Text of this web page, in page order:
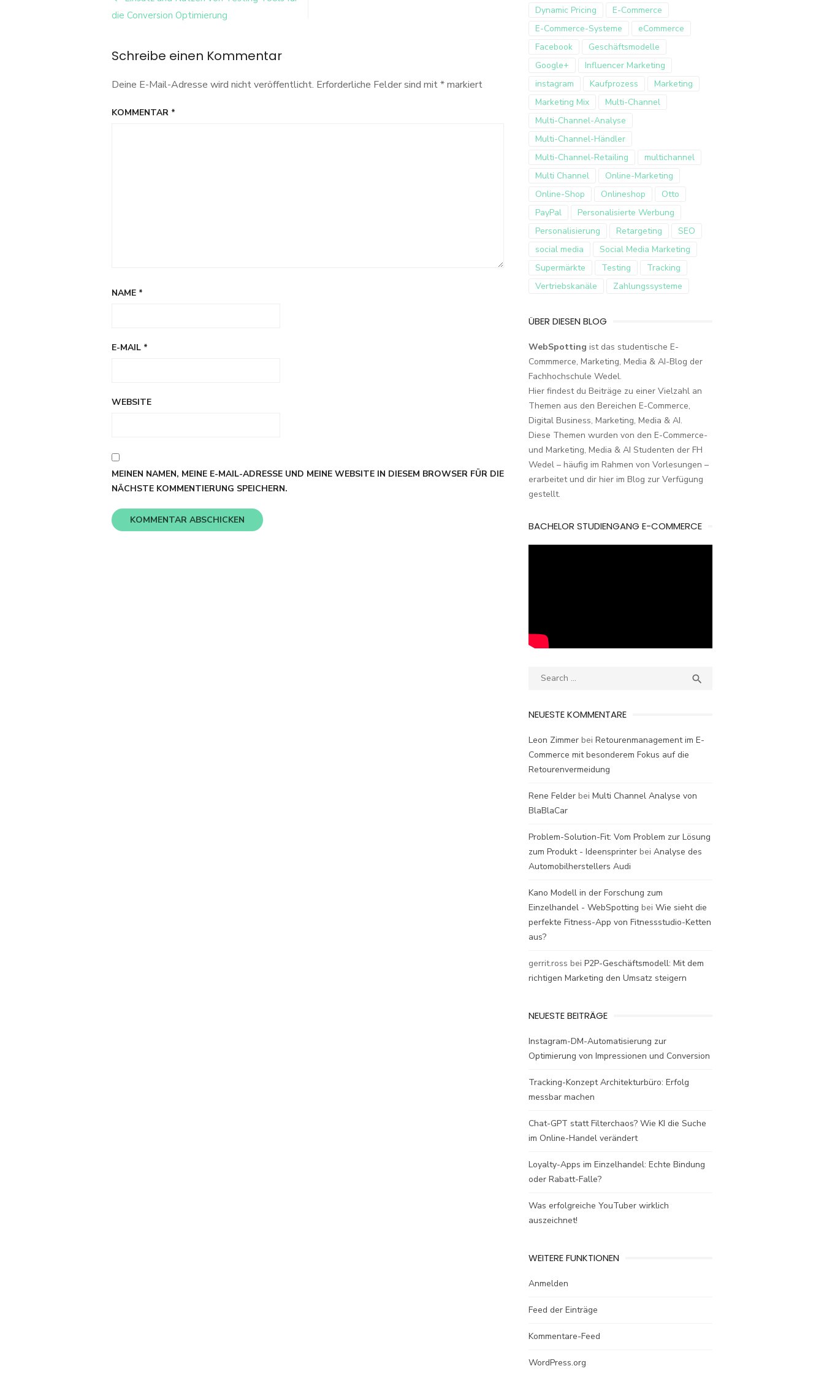
Navigation
die Conversion Optimierung
Schreibe einen Kommentar
Deine E-Mail-Adresse wird nicht veröffentlicht. Erforderliche Felder sind mit*markiert
KOMMENTAR *
NAME *
E-MAIL *
WEBSITE
MEINEN NAMEN, MEINE E-MAIL-ADRESSE UND MEINE WEBSITE IN DIESEM BROWSER FÜR DIE
NÄCHSTE KOMMENTIERUNG SPEICHERN.
Dynamic Pricing
E-Commerce
E-Commerce-Systeme
eCommerce
Facebook
Geschäftsmodelle
Google+
Influencer Marketing
instagram
Kaufprozess
Marketing
Marketing Mix
Multi-Channel
Multi-Channel-Analyse
Multi-Channel-Händler
Multi-Channel-Retailing
multichannel
Multi Channel
Online-Marketing
Online-Shop
Onlineshop
Otto
PayPal
Personalisierte Werbung
Personalisierung
Retargeting
SEO
social media
Social Media Marketing
Supermärkte
Testing
Tracking
Vertriebskanäle
Zahlungssysteme
ÜBER DIESEN BLOG
WebSpotting ist das studentische E-
Commmerce, Marketing, Media & AI-Blog der
Fachhochschule Wedel.
Hier findest du Beiträge zu einer Vielzahl an
Themen aus den Bereichen E-Commerce,
Digital Business, Marketing, Media & AI.
Diese Themen wurden von den E-Commerce-
und Marketing, Media & AI Studenten der FH
Wedel – häufig im Rahmen von Vorlesungen –
erarbeitet und dir hier im Blog zur Verfügung
gestellt.
BACHELOR STUDIENGANG E-COMMERCE
Search

NEUESTE KOMMENTARE
Leon Zimmer bei Retourenmanagement im E-
Commerce mit besonderem Fokus auf die
Retourenvermeidung
Rene Felder bei Multi Channel Analyse von
BlaBlaCar
Problem-Solution-Fit: Vom Problem zur Lösung
zum Produkt - Ideensprinter bei Analyse des
Automobilherstellers Audi
Kano Modell in der Forschung zum
Einzelhandel - WebSpotting bei Wie sieht die
perfekte Fitness-App von Fitnessstudio-Ketten
aus?
gerrit.ross bei P2P-Geschäftsmodell: Mit dem
richtigen Marketing den Umsatz steigern
NEUESTE BEITRÄGE
Instagram-DM-Automatisierung zur
Optimierung von Impressionen und Conversion
Tracking-Konzept Architekturbüro: Erfolg
messbar machen
Chat-GPT statt Filterchaos? Wie KI die Suche
im Online-Handel verändert
Loyalty-Apps im Einzelhandel: Echte Bindung
oder Rabatt-Falle?
Was erfolgreiche YouTuber wirklich
auszeichnet!
WEITERE FUNKTIONEN
Anmelden
Feed der Einträge
Kommentare-Feed
WordPress.org